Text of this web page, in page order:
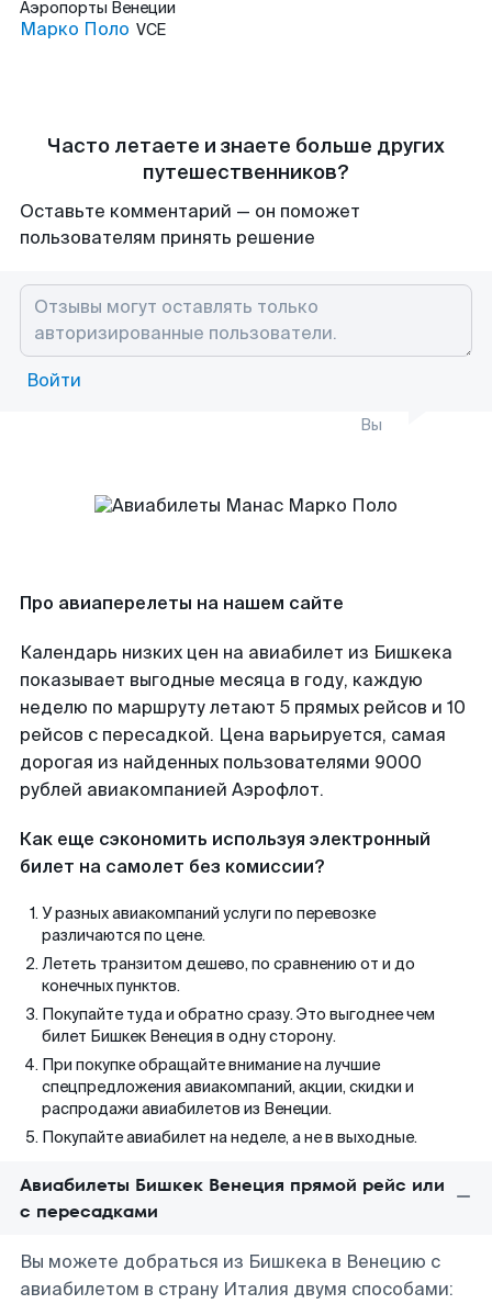
Аэропорты Венеции
Марко Поло VCE
Часто летаете и знаете больше других
путешественников?
Оставьте комментарий — он поможет
пользователям принять решение
Войти
Вы
Про авиаперелеты на нашем сайте
Календарь низких цен на авиабилет из Бишкека
показывает выгодные месяца в году, каждую
неделю по маршруту летают 5 прямых рейсов и 10
рейсов с пересадкой. Цена варьируется, самая
дорогая из найденных пользователями 9000
рублей авиакомпанией Аэрофлот.
Как еще сэкономить используя электронный
билет на самолет без комиссии?
У разных авиакомпаний услуги по перевозке
различаются по цене.
Лететь транзитом дешево, по сравнению от и до
конечных пунктов.
Покупайте туда и обратно сразу. Это выгоднее чем
билет Бишкек Венеция в одну сторону.
При покупке обращайте внимание на лучшие
спецпредложения авиакомпаний, акции, скидки и
распродажи авиабилетов из Венеции.
Покупайте авиабилет на неделе, а не в выходные.
Авиабилеты Бишкек Венеция прямой рейс или
с пересадками
Вы можете добраться из Бишкека в Венецию с
авиабилетом в страну Италия двумя способами: